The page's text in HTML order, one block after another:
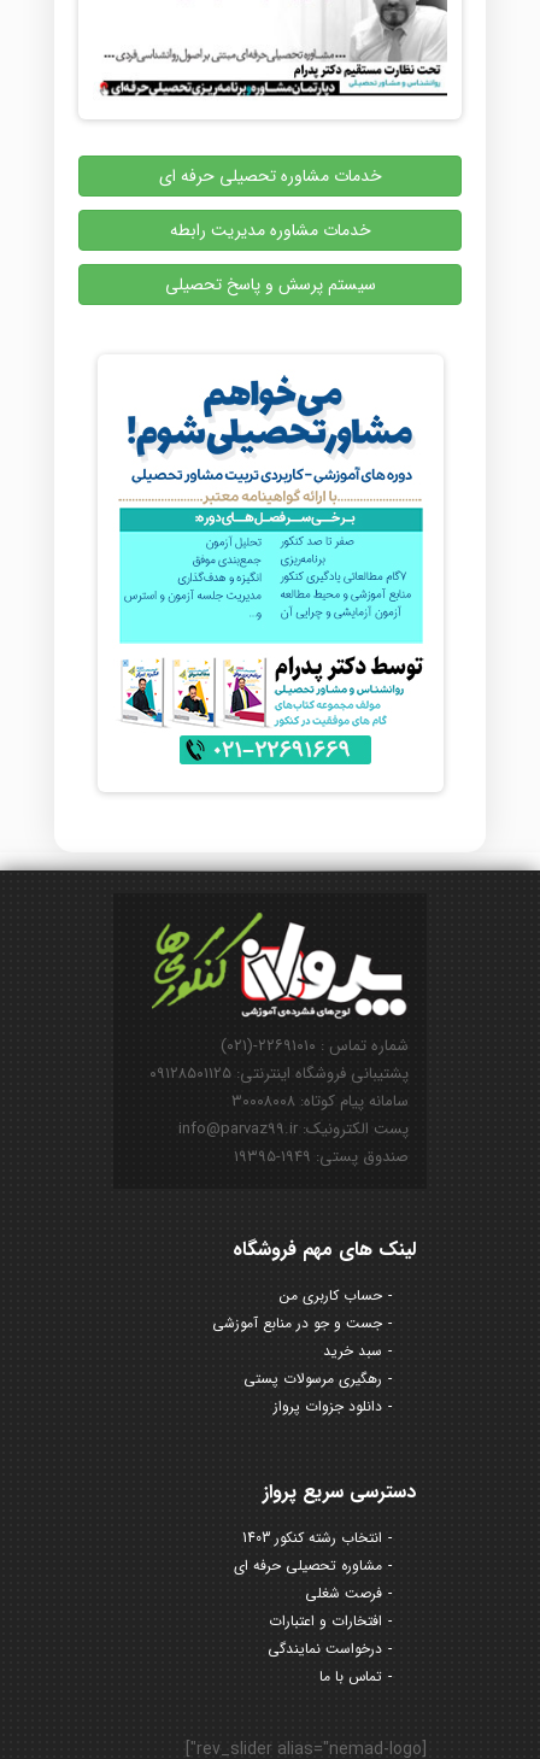
خدمات مشاوره تحصیلی حرفه ای
خدمات مشاوره مدیریت رابطه
سیستم پرسش و پاسخ تحصیلی
شماره تماس : ۲۲۶۹۱۰۱۰-(۰۲۱)
پشتیبانی فروشگاه اینترنتی: ۰۹۱۲۸۵۰۱۱۲۵
سامانه پیام کوتاه: ۳۰۰۰۸۰۰۸
پست الکترونیک: info@parvaz99.ir
صندوق پستی: ۱۹۴۹-۱۹۳۹۵
لینک های مهم فروشگاه
حساب کاربری من
جست و جو در منابع آموزشی
سبد خرید
رهگیری مرسولات پستی
دانلود جزوات پرواز
دسترسی سریع پرواز
انتخاب رشته کنکور 1403
مشاوره تحصیلی حرفه ای
فرصت شغلی
افتخارات و اعتبارات
درخواست نمایندگی
تماس با ما
[rev_slider alias="nemad-logo"]